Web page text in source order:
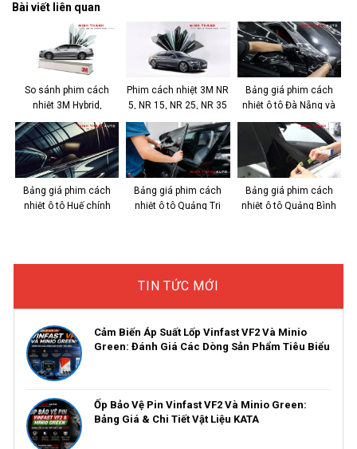
Bài viết liên quan
So sánh phim cách
nhiệt 3M Hybrid,
Crystalline & Ceramic
IR
Phim cách nhiệt 3M NR
5, NR 15, NR 25, NR 35
công nghệ Nano
Bảng giá phim cách
nhiệt ô tô Đà Nẵng và
kinh nghiệm chọn
Bảng giá phim cách
nhiệt ô tô Huế chính
Bảng giá phim cách
nhiệt ô tô Quảng Trị
Bảng giá phim cách
nhiệt ô tô Quảng Bình
TIN TỨC MỚI
Cảm Biến Áp Suất Lốp Vinfast VF2 Và Minio
Green: Đánh Giá Các Dòng Sản Phẩm Tiêu Biểu
Ốp Bảo Vệ Pin Vinfast VF2 Và Minio Green:
Bảng Giá & Chi Tiết Vật Liệu KATA